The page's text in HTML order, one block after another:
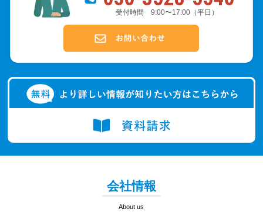
受付時間 9:00〜17:00（平日）
会社情報
About us